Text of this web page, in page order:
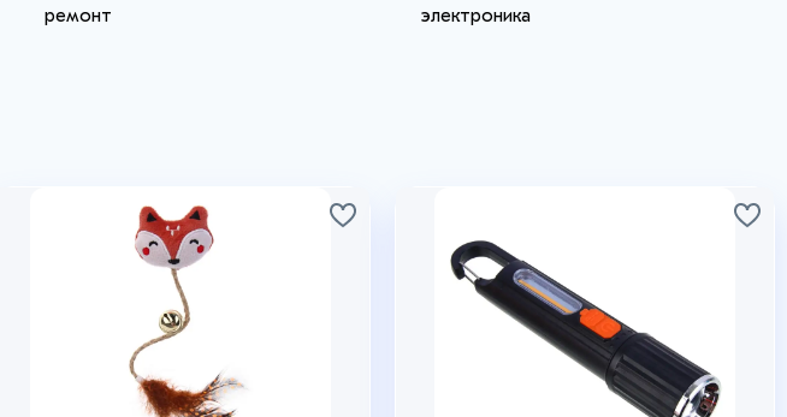
ремонт
электроника